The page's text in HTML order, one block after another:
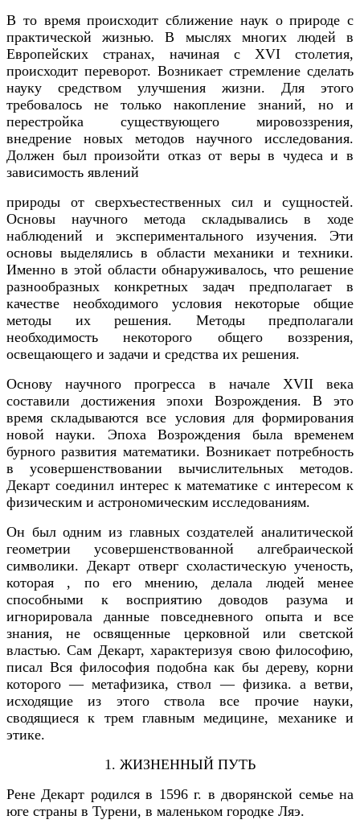
В то время происходит сближение наук о природе с
практической жизнью. В мыслях многих людей в
Европейских странах, начиная с XVI столетия,
происходит переворот. Возникает стремление сделать
науку средством улучшения жизни. Для этого
требовалось не только накопление знаний, но и
перестройка существующего мировоззрения,
внедрение новых методов научного исследования.
Должен был произойти отказ от веры в чудеса и в
зависимость явлений
природы от сверхъестественных сил и сущностей.
Основы научного метода складывались в ходе
наблюдений и экспериментального изучения. Эти
основы выделялись в области механики и техники.
Именно в этой области обнаруживалось, что решение
разнообразных конкретных задач предполагает в
качестве необходимого условия некоторые общие
методы их решения. Методы предполагали
необходимость некоторого общего воззрения,
освещающего и задачи и средства их решения.
Основу научного прогресса в начале XVII века
составили достижения эпохи Возрождения.
В это
время складываются все условия для формирования
новой науки. Эпоха Возрождения была временем
бурного развития математики. Возникает потребность
в усовершенствовании вычислительных методов.
Декарт соединил интерес к математике с интересом к
физическим и астрономическим исследованиям.
Он был одним из главных создателей аналитической
геометрии усовершенствованной алгебраической
символики. Декарт отверг схоластическую ученость,
которая , по его мнению, делала людей менее
способными к восприятию доводов разума и
игнорировала данные повседневного опыта и все
знания, не освященные церковной или светской
властью. Сам Декарт, характеризуя свою философию,
писал Вся философия подобна как бы дереву, корни
которого — метафизика, ствол — физика. а ветви,
исходящиеиз этого ствола все прочие науки,
сводящиеся к трем главным медицине, механике и
этике.
1. ЖИЗНЕННЫЙ ПУТЬ
Рене Декарт родился в 1596 г. в дворянской семье на
юге страны в Турени, в маленьком городке Ляэ.